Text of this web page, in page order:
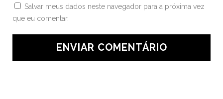
Salvar meus dados neste navegador para a próxima vez
que eu comentar.